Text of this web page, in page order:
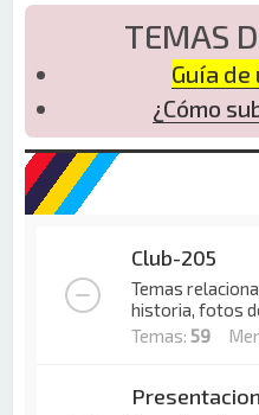
TEMAS
Guía
¿Cómo
Club-205
Temas
historia, fotos
Temas:59